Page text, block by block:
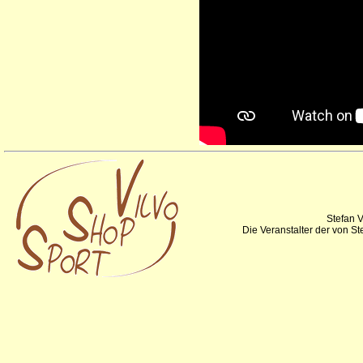
Stefan
Die Veranstalter der von